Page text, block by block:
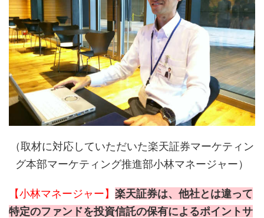
（取材に対応していただいた楽天証券マーケティン
グ本部マーケティング推進部小林マネージャー）
【小林マネージャー】 楽天証券は、他社とは違って
特定のファンドを投資信託の保有によるポイントサ